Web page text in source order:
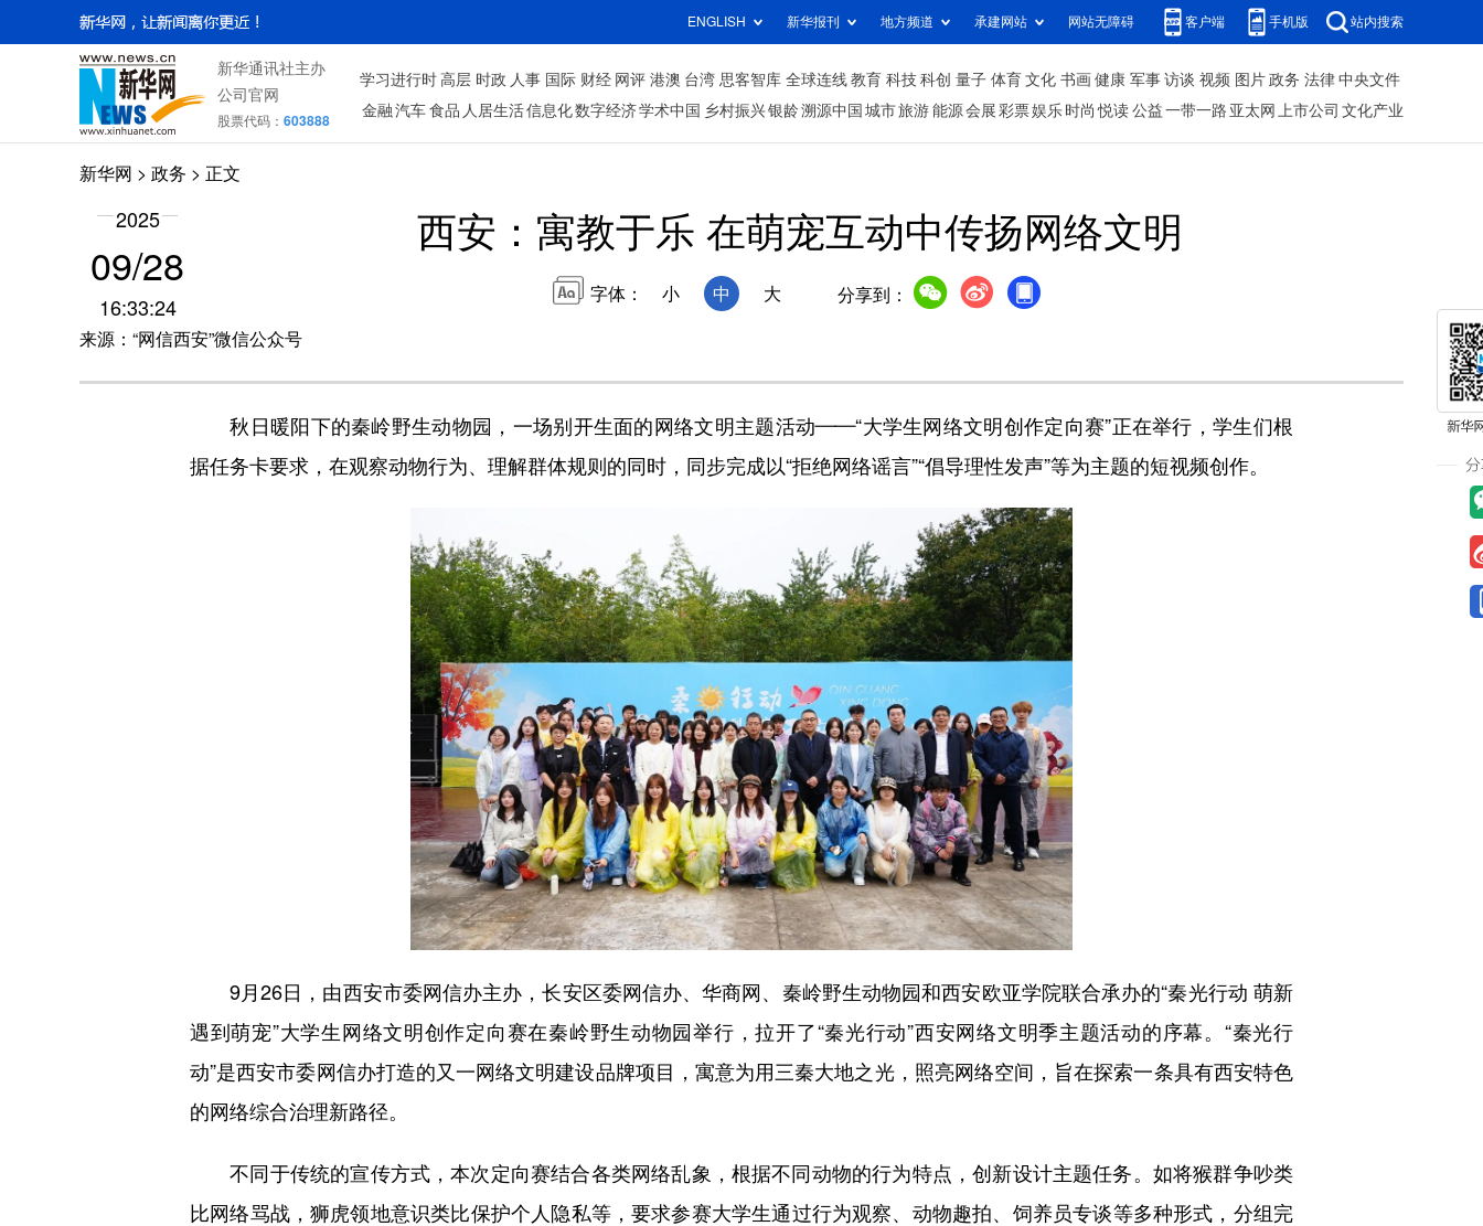
ENGLISH 新华报刊 地方频道 承建网站 网站无障碍 客户端 手机版 站内搜索
新华通讯社主办
公司官网
股票代码： 603888
学习进行时 高层 时政 人事 国际 财经 网评 港澳 台湾 思客智库 全球连线 教育 科技 科创 量子 体育 文化 书画 健康 军事 访谈 视频 图片 政务 法律 中央文件
金融 汽车 食品 人居生活信息化数字经济学术中国 乡村振兴银龄溯源中国 城市旅游 能源 会展 彩票娱乐 时尚 悦读 公益 一带一路 亚太网 上市公司 文化产业
新华网 > 政务 > 正文
2025
09/28
16:33:24
来源：“网信西安”微信公众号
西安：寓教于乐 在萌宠互动中传扬网络文明
字体： 小 中 大 分享到：
秋日暖阳下的秦岭野生动物园，一场别开生面的网络文明主题活动——“大学生网络文明创作定向赛”正在举行，学生们根
据任务卡要求，在观察动物行为、理解群体规则的同时，同步完成以“拒绝网络谣言”“倡导理性发声”等为主题的短视频创作。
9月26日，由西安市委网信办主办，长安区委网信办、华商网、秦岭野生动物园和西安欧亚学院联合承办的“秦光行动 萌新
遇到萌宠”大学生网络文明创作定向赛在秦岭野生动物园举行，拉开了“秦光行动”西安网络文明季主题活动的序幕。“秦光行
动”是西安市委网信办打造的又一网络文明建设品牌项目，寓意为用三秦大地之光，照亮网络空间，旨在探索一条具有西安特色
的网络综合治理新路径。
不同于传统的宣传方式，本次定向赛结合各类网络乱象，根据不同动物的行为特点，创新设计主题任务。如将猴群争吵类
比网络骂战，狮虎领地意识类比保护个人隐私等，要求参赛大学生通过行为观察、动物趣拍、饲养员专谈等多种形式，分组完